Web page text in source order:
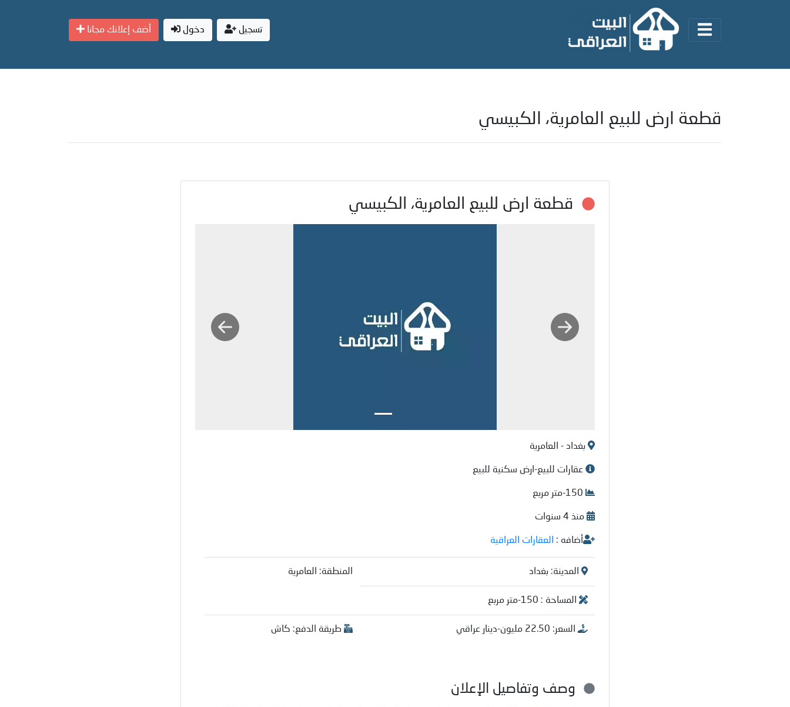
تسجيل دخول أضف إعلانك مجانا
قطعة ارض للبيع العامرية، الكبيسي
قطعة ارض للبيع العامرية، الكبيسي
بغداد - العامرية
عقارات للبيع-ارض سكنية للبيع
150-متر مربع
منذ 4 سنوات
أضافه : العقارات العراقية
المدينة: بغداد المنطقة: العامرية
المساحة : 150-متر مربع
السعر: 22.50 مليون-دينار عراقي طريقة الدفع: كاش
وصف وتفاصيل الإعلان